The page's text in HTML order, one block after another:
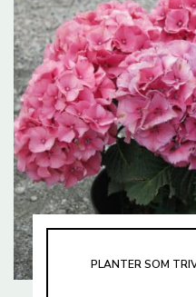
PLANTER SOM